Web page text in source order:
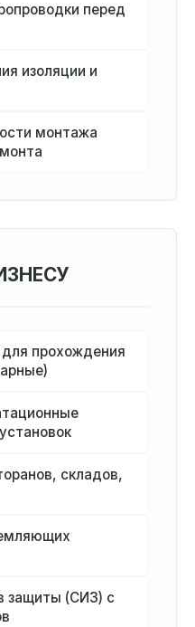
перед
изоляции и
монтажа
прохождения
складов,
защиты (СИЗ) с